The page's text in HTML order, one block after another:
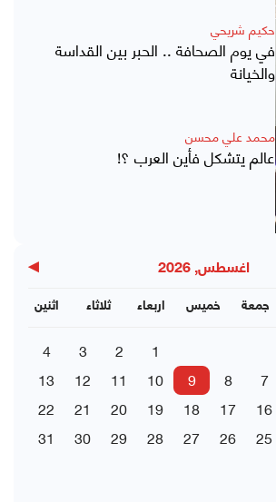
حكيم شريحي
في يوم الصحافة .. الحبر بين القداسة
والخيانة
محمد علي محسن
عالم يتشكل فأين العرب ؟!
اغسطس, 2026 ▶
اثنين ثلاثاء اربعاء خميس جمعة
1
2
3
4
7
8
9
10
11
12
13
16
17
18
19
20
21
22
25
26
27
28
29
30
31